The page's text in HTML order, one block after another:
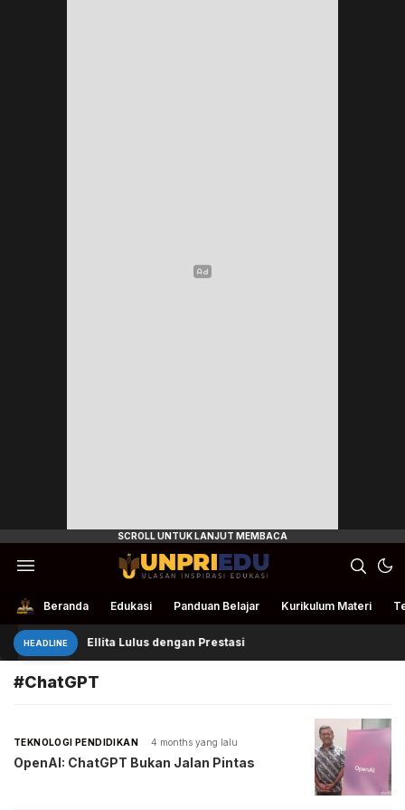
UnpriEdu
Ulasan Inspirasi Edukasi
Beranda Edukasi Panduan Belajar Kurikulum Materi
HEADLINE Ellita Lulus dengan Prestasi
#ChatGPT
TEKNOLOGI PENDIDIKAN 4 months yang lalu
OpenAI: ChatGPT Bukan Jalan Pintas